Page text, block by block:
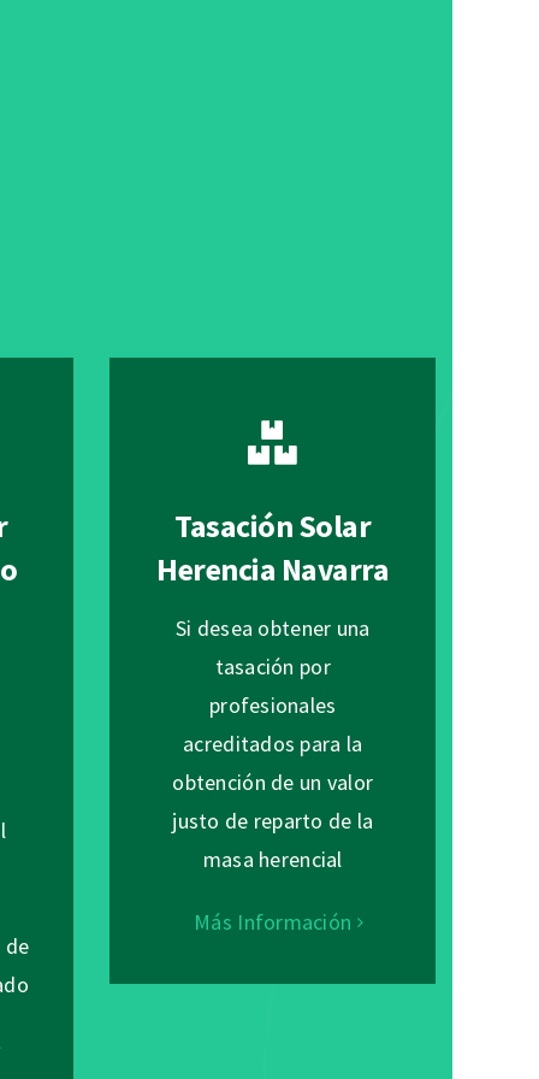
de
Tasación Solar
Herencia Navarra
Si desea obtener una
tasación por
profesionales
acreditados para la
obtención de un valor
justo de reparto de la
masa herencial
Más Información